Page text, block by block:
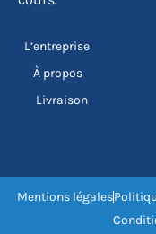
L’entreprise
À propos
Livraison
Mentions légales